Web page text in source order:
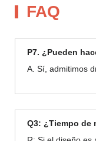
FAQ
P7. ¿Pueden
A. Sí, admitimos
Q3: ¿Tiempo de